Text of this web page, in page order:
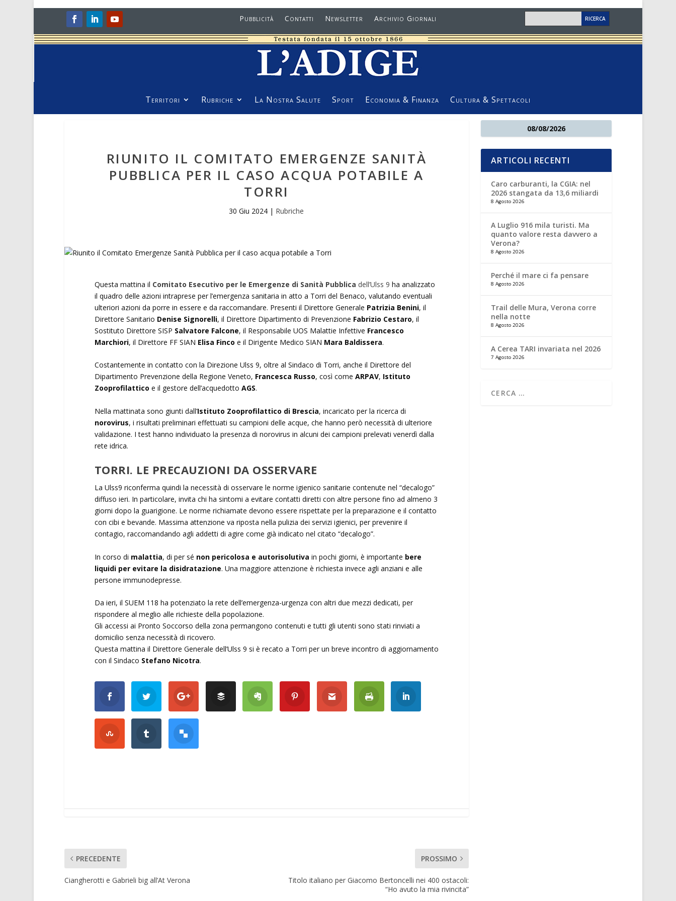
Pubblicità Contatti Newsletter Archivio Giornali
Territori Rubriche La Nostra Salute Sport Economia & Finanza Cultura & Spettacoli
RIUNITO IL COMITATO EMERGENZE SANITÀ
PUBBLICA PER IL CASO ACQUA POTABILE A
TORRI
30 Giu 2024 | Rubriche
Questa mattina il Comitato Esecutivo per le Emergenze di Sanità Pubblica dell’Ulss 9 ha analizzato
il quadro delle azioni intraprese per l’emergenza sanitaria in atto a Torri del Benaco, valutando eventuali
ulteriori azioni da porre in essere e da raccomandare. Presenti il Direttore Generale Patrizia Benini, il
Direttore Sanitario Denise Signorelli, il Direttore Dipartimento di Prevenzione Fabrizio Cestaro, il
Sostituto Direttore SISP Salvatore Falcone, il Responsabile UOS Malattie Infettive Francesco
Marchiori, il Direttore FF SIAN Elisa Finco e il Dirigente Medico SIAN Mara Baldissera.
Costantemente in contatto con la Direzione Ulss 9, oltre al Sindaco di Torri, anche il Direttore del
Dipartimento Prevenzione della Regione Veneto, Francesca Russo, così come ARPAV, Istituto
Zooprofilattico e il gestore dell’acquedotto AGS.
Nella mattinata sono giunti dall’Istituto Zooprofilattico di Brescia, incaricato per la ricerca di
norovirus, i risultati preliminari effettuati su campioni delle acque, che hanno però necessità di ulteriore
validazione. I test hanno individuato la presenza di norovirus in alcuni dei campioni prelevati venerdì dalla
rete idrica.
TORRI. LE PRECAUZIONI DA OSSERVARE
La Ulss9 riconferma quindi la necessità di osservare le norme igienico sanitarie contenute nel “decalogo”
diffuso ieri. In particolare, invita chi ha sintomi a evitare contatti diretti con altre persone fino ad almeno 3
giorni dopo la guarigione. Le norme richiamate devono essere rispettate per la preparazione e il contatto
con cibi e bevande. Massima attenzione va riposta nella pulizia dei servizi igienici, per prevenire il
contagio, raccomandando agli addetti di agire come già indicato nel citato “decalogo”.
In corso di malattia, di per sé non pericolosa e autorisolutiva in pochi giorni, è importante bere
liquidi per evitare la disidratazione. Una maggiore attenzione è richiesta invece agli anziani e alle
persone immunodepresse.
Da ieri, il SUEM 118 ha potenziato la rete dell’emergenza-urgenza con altri due mezzi dedicati, per
rispondere al meglio alle richieste della popolazione.
Gli accessi ai Pronto Soccorso della zona permangono contenuti e tutti gli utenti sono stati rinviati a
domicilio senza necessità di ricovero.
Questa mattina il Direttore Generale dell’Ulss 9 si è recato a Torri per un breve incontro di aggiornamento
con il Sindaco Stefano Nicotra.
PRECEDENTE
Ciangherotti e Gabrieli big all’At Verona
PROSSIMO
Titolo italiano per Giacomo Bertoncelli nei 400 ostacoli:
“Ho avuto la mia rivincita”
08/08/2026
ARTICOLI RECENTI
Caro carburanti, la CGIA: nel
2026 stangata da 13,6 miliardi
8 Agosto 2026
A Luglio 916 mila turisti. Ma
quanto valore resta davvero a
Verona?
8 Agosto 2026
Perché il mare ci fa pensare
8 Agosto 2026
Trail delle Mura, Verona corre
nella notte
8 Agosto 2026
A Cerea TARI invariata nel 2026
7 Agosto 2026